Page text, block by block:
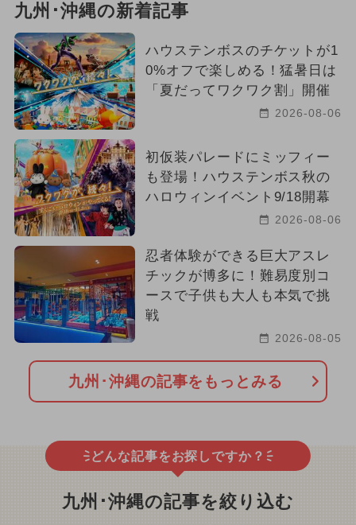
九州･沖縄の新着記事
ハウステンボスのチケットが1
0%オフで楽しめる！猛暑日は
「夏だってワクワク割」開催
2026-08-06
初仮装パレードにミッフィー
も登場！ハウステンボス秋の
ハロウィンイベント9/18開幕
2026-08-06
忍者体験ができる巨大アスレ
チックが博多に！難易度別コ
ースで子供も大人も本気で挑
戦
2026-08-05
九州･沖縄の記事をもっとみる
どんな記事をお探しですか？
九州･沖縄の記事を絞り込む